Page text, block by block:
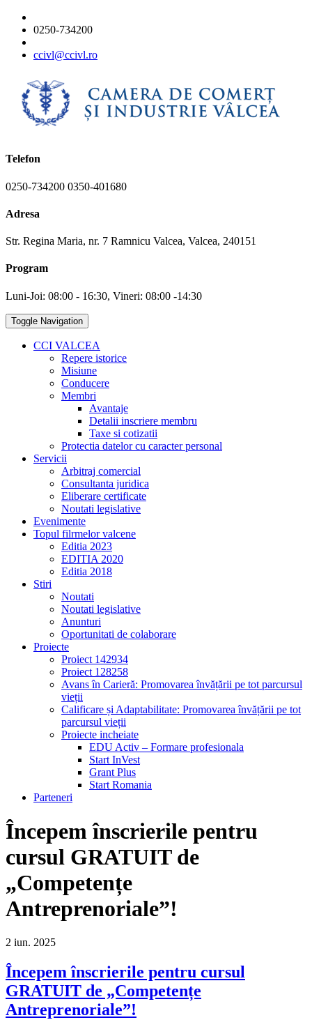
0250-734200
ccivl@ccivl.ro
Telefon
0250-734200 0350-401680
Adresa
Str. Regina Maria, nr. 7 Ramnicu Valcea, Valcea, 240151
Program
Luni-Joi: 08:00 - 16:30, Vineri: 08:00 -14:30
Toggle Navigation
CCI VALCEA
Repere istorice
Misiune
Conducere
Membri
Avantaje
Detalii inscriere membru
Taxe si cotizatii
Protectia datelor cu caracter personal
Servicii
Arbitraj comercial
Consultanta juridica
Eliberare certificate
Noutati legislative
Evenimente
Topul filrmelor valcene
Editia 2023
EDITIA 2020
Editia 2018
Stiri
Noutati
Noutati legislative
Anunturi
Oportunitati de colaborare
Proiecte
Proiect 142934
Proiect 128258
Avans în Carieră: Promovarea învățării pe tot parcursul
vieții
Calificare și Adaptabilitate: Promovarea învățării pe tot
parcursul vieții
Proiecte incheiate
EDU Activ – Formare profesionala
Start InVest
Grant Plus
Start Romania
Parteneri
Începem înscrierile pentru
cursul GRATUIT de
„Competențe
Antreprenoriale”!
2 iun. 2025
Începem înscrierile pentru cursul
GRATUIT de „Competențe
Antreprenoriale”!